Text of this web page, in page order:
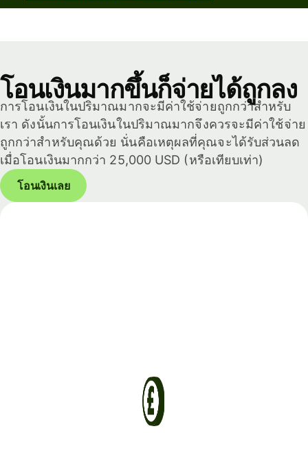
โอนเงินมากขึ้นก็จ่ายได้ถูกลง
การโอนเงินในปริมาณมากจะมีค่าใช้จ่ายถูกกว่าสำหรับ
เรา ดังนั้นการโอนเงินในปริมาณมากจึงควรจะมีค่าใช้จ่าย
ถูกกว่าสำหรับคุณด้วย นั่นคือเหตุผลที่คุณจะได้รับส่วนลด
เมื่อโอนเงินมากกว่า 25,000 USD (หรือเทียบเท่า)
โอนเงินเลย